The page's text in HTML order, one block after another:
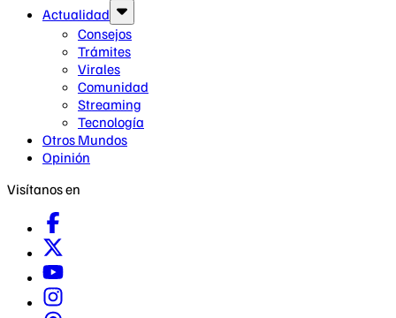
Actualidad
Consejos
Trámites
Virales
Comunidad
Streaming
Tecnología
Otros Mundos
Opinión
Visítanos en